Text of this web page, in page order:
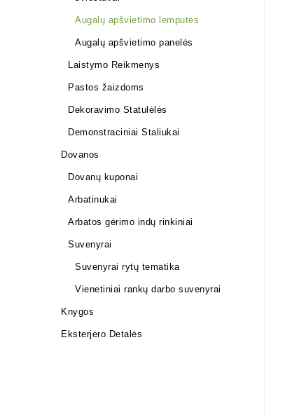
Augalų apšvietimo lemputės
Augalų apšvietimo panelės
Laistymo Reikmenys
Pastos žaizdoms
Dekoravimo Statulėlės
Demonstraciniai Staliukai
Dovanos
Dovanų kuponai
Arbatinukai
Arbatos gėrimo indų rinkiniai
Suvenyrai
Suvenyrai rytų tematika
Vienetiniai rankų darbo suvenyrai
Knygos
Eksterjero Detalės